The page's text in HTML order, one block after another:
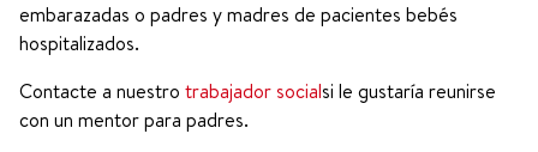
embarazadas o padres y madres de pacientes bebés
hospitalizados.
Contacte a nuestro trabajador socialsi le gustaría reunirse
con un mentor para padres.